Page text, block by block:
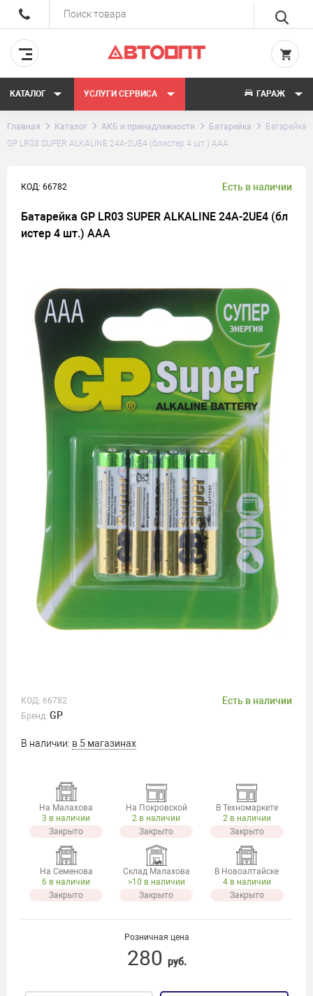
КАТАЛОГ УСЛУГИ СЕРВИСА ГАРАЖ
Главная Каталог АКБ и принадлежности Батарейка
Батарейка
GP LR03 SUPER ALKALINE 24A-2UE4 (блистер 4 шт.) ААА
КОД: 66782 Есть в наличии
Батарейка GP LR03 SUPER ALKALINE 24A-2UE4 (бл
истер 4 шт.) ААА
КОД: 66782 Есть в наличии
Бренд: GP
В наличии: в 5 магазинах
На Малахова
3 в наличии
Закрыто
На Покровской
2 в наличии
Закрыто
В Техномаркете
2 в наличии
Закрыто
На Семенова
6 в наличии
Закрыто
Склад Малахова
>10 в наличии
Закрыто
В Новоалтайске
4 в наличии
Закрыто
Розничная цена
280 руб.